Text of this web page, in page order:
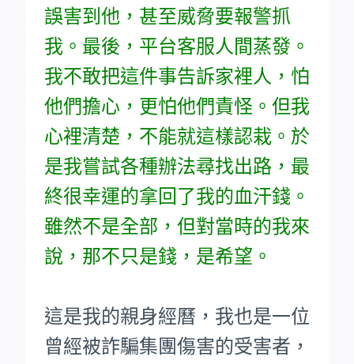
誤害到他，甚至威脅要報警抓
我。最後，平台客服人間蒸發。
我不敢把這件事告訴家裡人，怕
他們擔心，更怕他們責怪。但我
心裡清楚，不能就這樣認栽。於
是我嘗試各種辦法尋找出路，最
終很幸運的拿回了我的血汗錢。
雖然不是全部，但對當時的我來
說，那不只是錢，是希望。
這是我的親身經曆，我也是一位
曾經被詐騙集團傷害的受害者，